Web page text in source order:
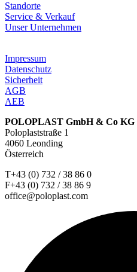
Standorte
Service & Verkauf
Unser Unternehmen
Impressum
Datenschutz
Sicherheit
AGB
AEB
POLOPLAST GmbH & Co KG
Poloplaststraße 1
4060 Leonding
Österreich
T+43 (0) 732 / 38 86 0
F+43 (0) 732 / 38 86 9
office@poloplast.com